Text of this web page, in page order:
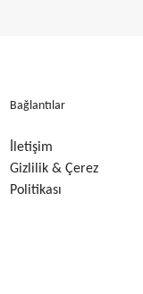
Bağlantılar
İletişim
Gizlilik & Çerez
Politikası